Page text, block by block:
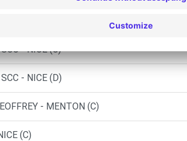
- NICE (C)
- NICE (D)
- MENTON (C)
(C)